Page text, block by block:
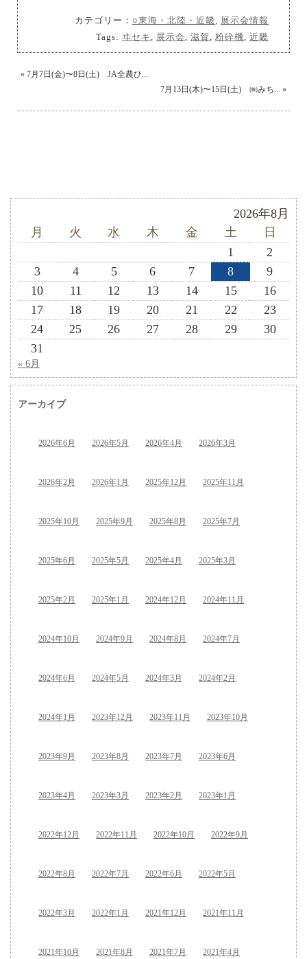
カテゴリー： ○東海・北陸・近畿
展示会情報
Tags: ヰセキ 展示会 滋賀 粉砕機 近畿
« 7月7日(金)〜8日(土) JA全農ひ...
7月13日(木)〜15日(土) ㈱みち... »
2026年8月
月
火 水 木 金 土
日
1
2
3
4 5 6 7 8
9
10
11 12 13 14 15
16
17
18 19 20 21 22
23
24
25 26 27 28 29
30
31
« 6月
アーカイブ
2026年6月 2026年5月 2026年4月 2026年3月
2026年2月 2026年1月 2025年12月 2025年11月
2025年10月 2025年9月 2025年8月 2025年7月
2025年6月 2025年5月 2025年4月 2025年3月
2025年2月 2025年1月 2024年12月 2024年11月
2024年10月 2024年9月 2024年8月 2024年7月
2024年6月 2024年5月 2024年3月 2024年2月
2024年1月 2023年12月 2023年11月 2023年10月
2023年9月 2023年8月 2023年7月 2023年6月
2023年4月 2023年3月 2023年2月 2023年1月
2022年12月 2022年11月 2022年10月 2022年9月
2022年8月 2022年7月 2022年6月 2022年5月
2022年3月 2022年1月 2021年12月 2021年11月
2021年10月 2021年8月 2021年7月 2021年4月